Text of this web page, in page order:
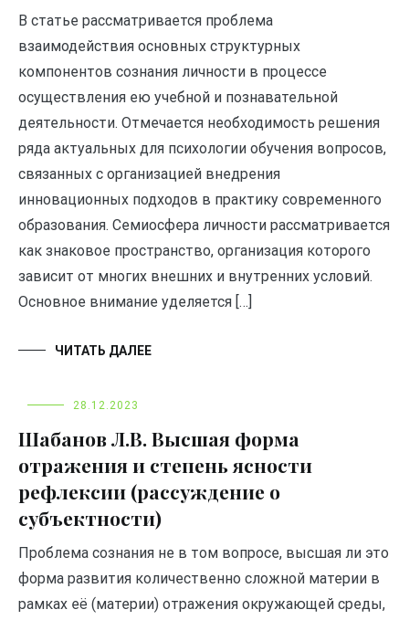
В статье рассматривается проблема
взаимодействия основных структурных
компонентов сознания личности в процессе
осуществления ею учебной и познавательной
деятельности. Отмечается необходимость решения
ряда актуальных для психологии обучения вопросов,
связанных с организацией внедрения
инновационных подходов в практику современного
образования. Семиосфера личности рассматривается
как знаковое пространство, организация которого
зависит от многих внешних и внутренних условий.
Основное внимание уделяется […]
ЧИТАТЬ ДАЛЕЕ
28.12.2023
Шабанов Л.В. Высшая форма
отражения и степень ясности
рефлексии (рассуждение о
субъектности)
Проблема сознания не в том вопросе, высшая ли это
форма развития количественно сложной материи в
рамках её (материи) отражения окружающей среды,